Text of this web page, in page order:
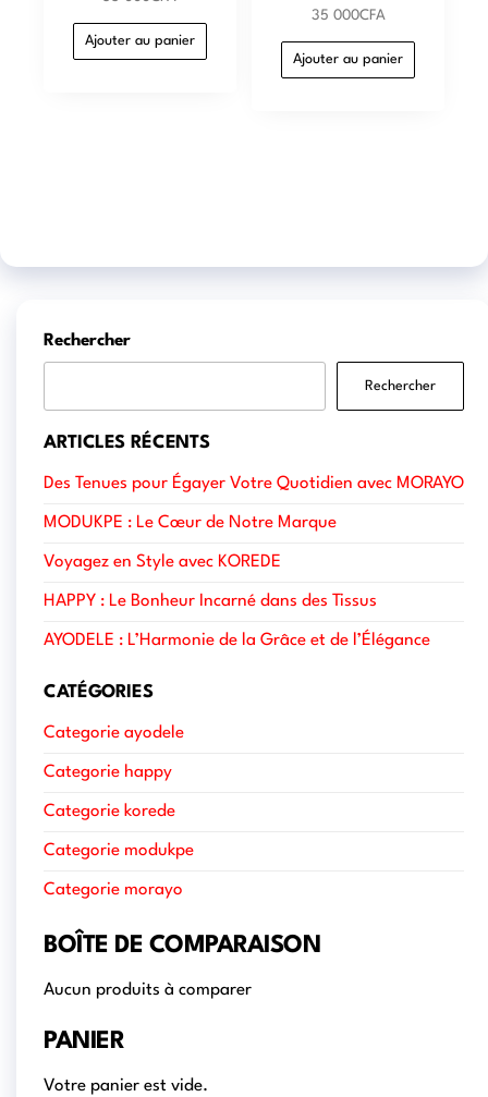
Ajouter au panier
35 000CFA
Ajouter au panier
Rechercher
Rechercher
ARTICLES RÉCENTS
Des Tenues pour Égayer Votre Quotidien avec MORAYO
MODUKPE : Le Cœur de Notre Marque
Voyagez en Style avec KOREDE
HAPPY : Le Bonheur Incarné dans des Tissus
AYODELE : L’Harmonie de la Grâce et de l’Élégance
CATÉGORIES
Categorie ayodele
Categorie happy
Categorie korede
Categorie modukpe
Categorie morayo
BOÎTE DE COMPARAISON
Aucun produits à comparer
PANIER
Votre panier est vide.